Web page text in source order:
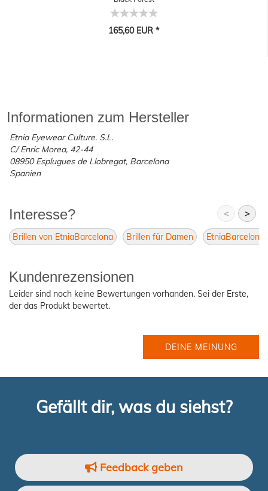
165,60 EUR *
Informationen zum Hersteller
Etnia Eyewear Culture. S.L.
C/ Enric Morea, 42-44
08950 Esplugues de Llobregat, Barcelona
Spanien
Interesse? < >
Brillen von EtniaBarcelona Brillen für Damen EtniaBarcelona
Kundenrezensionen
Leider sind noch keine Bewertungen vorhanden. Sei der Erste,
der das Produkt bewertet.
DEINE MEINUNG
Gefällt dir, was du siehst?
Feedback geben